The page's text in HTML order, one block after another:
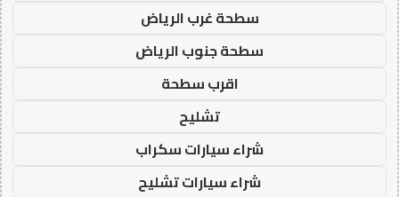
سطحة غرب الرياض
سطحة جنوب الرياض
اقرب سطحة
تشليح
شراء سيارات سكراب
شراء سيارات تشليح